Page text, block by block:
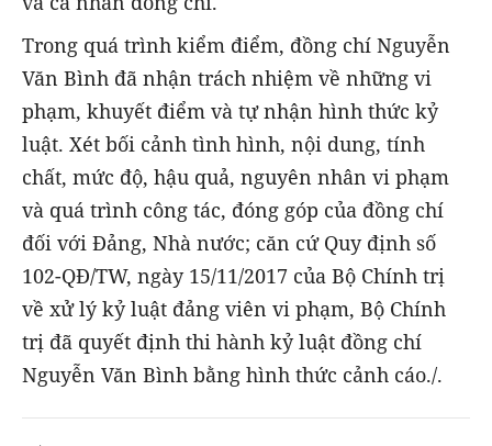
Trong quá trình kiểm điểm, đồng chí Nguyễn
Văn Bình đã nhận trách nhiệm về những vi
phạm, khuyết điểm và tự nhận hình thức kỷ
luật. Xét bối cảnh tình hình, nội dung, tính
chất, mức độ, hậu quả, nguyên nhân vi phạm
và quá trình công tác, đóng góp của đồng chí
đối với Đảng, Nhà nước; căn cứ Quy định số
102-QĐ/TW, ngày 15/11/2017 của Bộ Chính trị
về xử lý kỷ luật đảng viên vi phạm, Bộ Chính
trị đã quyết định thi hành kỷ luật đồng chí
Nguyễn Văn Bình bằng hình thức cảnh cáo./.